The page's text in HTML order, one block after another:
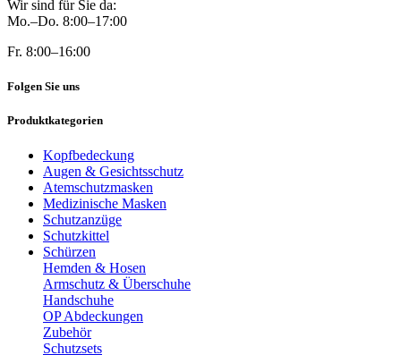
Wir sind für Sie da:
Mo.–Do. 8:00–17:00
Fr. 8:00–16:00
Folgen Sie uns
Produktkategorien
Kopfbedeckung
Augen & Gesichtsschutz
Atemschutzmasken
Medizinische Masken
Schutzanzüge
Schutzkittel
Schürzen
Hemden & Hosen
Armschutz & Überschuhe
Handschuhe
OP Abdeckungen
Zubehör
Schutzsets